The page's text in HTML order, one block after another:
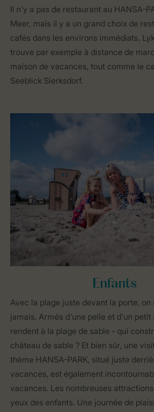
Il n'y a pas de restaurant au HANSA-
Meer, mais il y a un grand choix de
cafés dans les environs immédiats.
trouve par exemple à distance de
maison de vacances, tout comme le
Seeblick Sierksdorf.
Enfants
Avec la plage juste devant la porte, on
jamais. Armés d'une pelle et d'un petit
rendent à la plage de sable - qui
château de sable ? Et bien sûr, une
thème HANSA-PARK, situé juste
vacances, est également
vacances. Les nombreuses
yeux des enfants. Une journée de